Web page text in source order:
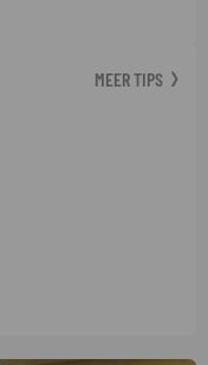
MEER TIPS